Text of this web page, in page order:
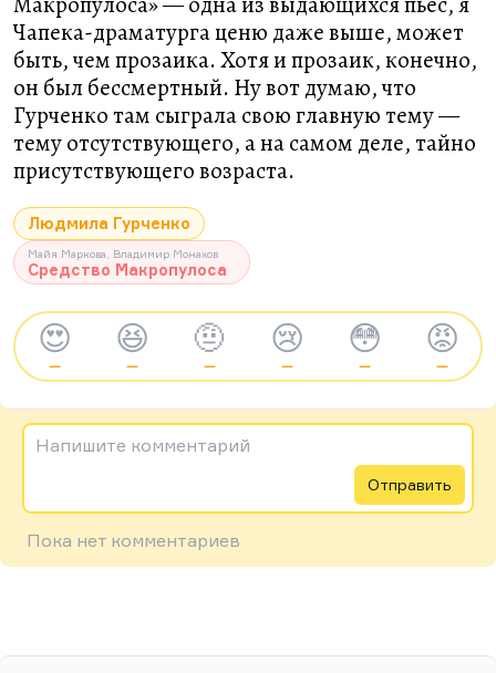
Чапека-драматурга ценю даже выше, может
быть, чем прозаика. Хотя и прозаик, конечно,
он был бессмертный. Ну вот думаю, что
Гурченко там сыграла свою главную тему —
тему отсутствующего, а на самом деле, тайно
присутствующего возраста.
Людмила Гурченко
Майя Маркова, Владимир Монахов
Средство Макропулоса
😍
—
😆
—
🤨
—
😢
—
😳
—
😡
—
Напишите комментарий
Отправить
Пока нет комментариев